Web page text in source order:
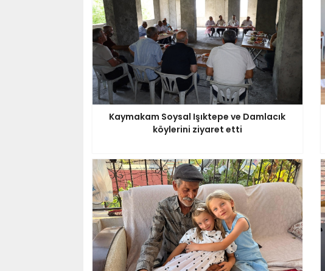
Kaymakam Soysal Işıktepe ve Damlacık
köylerini ziyaret etti